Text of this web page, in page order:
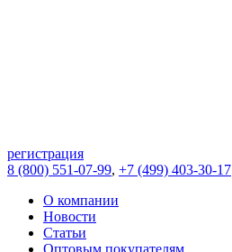
регистрация
8 (800) 551-07-99, +7 (499) 403-30-17
О компании
Новости
Статьи
Оптовым покупателям